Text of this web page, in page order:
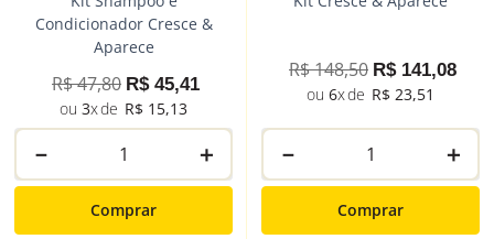
Condicionador Cresce &
Aparece
R$47,80 R$ 45,41
3
R$ 15,13
＋
－
Comprar
R$148,50 R$ 141,08
6
R$ 23,51
＋
－
Comprar